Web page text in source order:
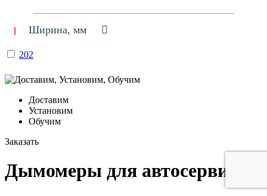
Ширина, мм
202
Доставим
Установим
Обучим
Заказать
Дымомеры для автосервиса